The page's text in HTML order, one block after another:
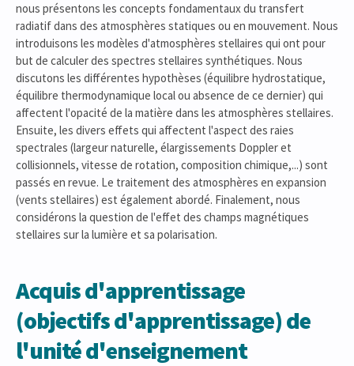
nous présentons les concepts fondamentaux du transfert
radiatif dans des atmosphères statiques ou en mouvement. Nous
introduisons les modèles d'atmosphères stellaires qui ont pour
but de calculer des spectres stellaires synthétiques. Nous
discutons les différentes hypothèses (équilibre hydrostatique,
équilibre thermodynamique local ou absence de ce dernier) qui
affectent l'opacité de la matière dans les atmosphères stellaires.
Ensuite, les divers effets qui affectent l'aspect des raies
spectrales (largeur naturelle, élargissements Doppler et
collisionnels, vitesse de rotation, composition chimique,...) sont
passés en revue. Le traitement des atmosphères en expansion
(vents stellaires) est également abordé. Finalement, nous
considérons la question de l'effet des champs magnétiques
stellaires sur la lumière et sa polarisation.
Acquis d'apprentissage
(objectifs d'apprentissage) de
l'unité d'enseignement